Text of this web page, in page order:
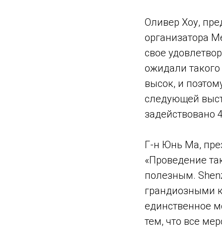
Оливер Хоу,
организатора
свое
ожидали
высок, и
следующей
задействовано
Г-н Юнь Ма,
«Проведение
полезным.
грандиозными
единственное
тем, что все